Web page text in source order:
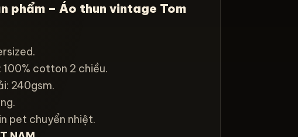
phẩm – Áo thun vintage Tom
100% cotton 2 chiều.
240gsm.
pet chuyển nhiệt.